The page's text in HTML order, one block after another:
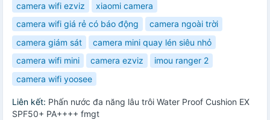
camera wifi ezviz
xiaomi camera
camera wifi giá rẻ có báo động
camera ngoài trời
camera giám sát
camera mini quay lén siêu nhỏ
camera wifi mini
camera ezviz
imou ranger 2
camera wifi yoosee
Liên kết: Phấn nước đa năng lâu trôi Water Proof Cushion EX
SPF50+ PA++++ fmgt